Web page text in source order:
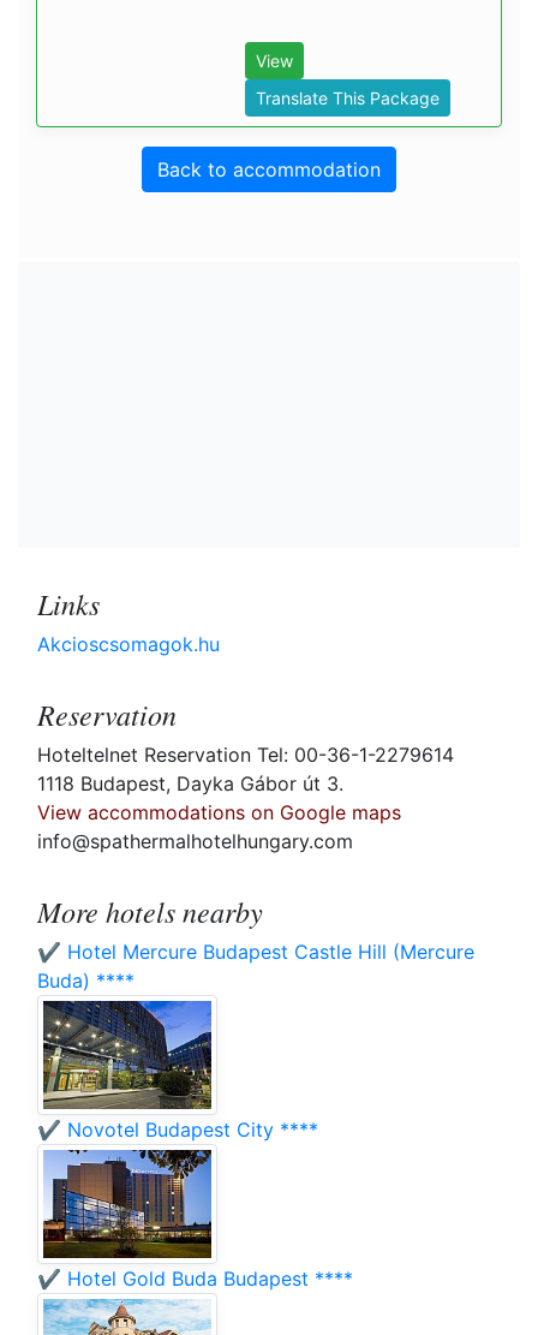
View
Translate This Package
Back to accommodation
Links
Akcioscsomagok.hu
Reservation
Hoteltelnet Reservation Tel: 00-36-1-2279614
1118 Budapest, Dayka Gábor út 3.
View accommodations on Google maps
info@spathermalhotelhungary.com
More hotels nearby
✔️ Hotel Mercure Budapest Castle Hill (Mercure
Buda) ****
✔️ Novotel Budapest City ****
✔️ Hotel Gold Buda Budapest ****